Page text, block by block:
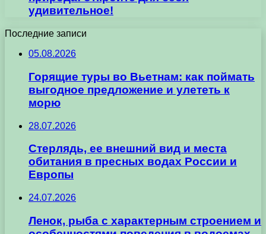
удивительное!
Последние записи
05.08.2026
Горящие туры во Вьетнам: как поймать
выгодное предложение и улететь к
морю
28.07.2026
Стерлядь, ее внешний вид и места
обитания в пресных водах России и
Европы
24.07.2026
Ленок, рыба с характерным строением и